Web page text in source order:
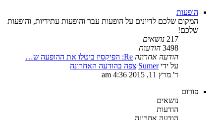
הופעות
המקום שלכם לדיונים על הופעות עבר והופעות עתידיות, והופעות
שלכם!
217 נושאים
3498 הודעות
הודעה אחרונה Re: הפיקסיז ביטלו את ההופעה ש…
על ידיSumer צפה בהודעה האחרונה
ד' מרץ 11, 2015 4:36 am
פורום
נושאים
הודעות
הודעה אחרונה